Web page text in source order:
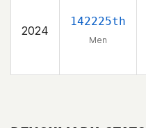
2024
142225th
Men